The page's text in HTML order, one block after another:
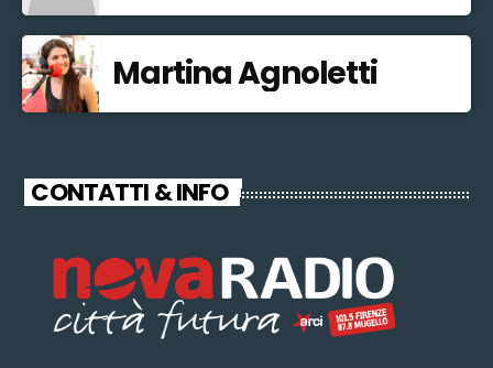
Martina Agnoletti
CONTATTI & INFO